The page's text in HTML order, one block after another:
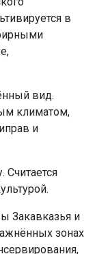
в
вид.
климатом,
и
Считается
Закавказья и
зонах